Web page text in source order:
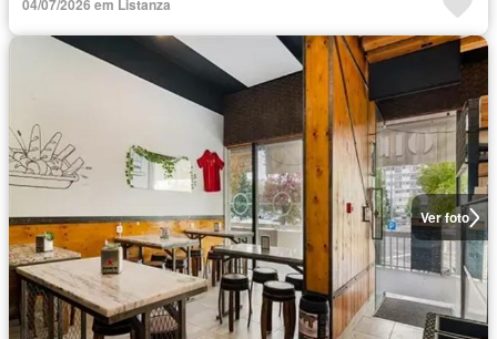
04/07/2026 em Listanza
Ver foto